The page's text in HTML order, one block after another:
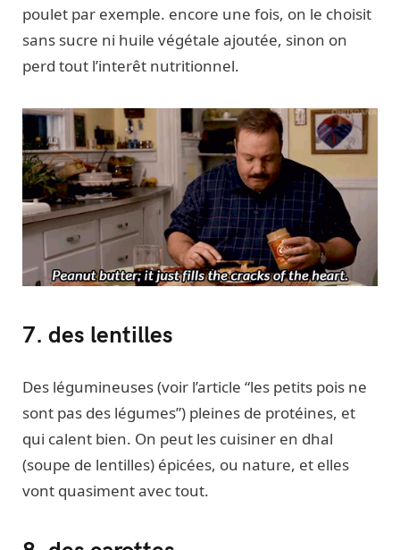
poulet par exemple. encore une fois, on le choisit
sans sucre ni huile végétale ajoutée, sinon on
perd tout l’interêt nutritionnel.
7. des lentilles
Des légumineuses (voir l’article “les petits pois ne
sont pas des légumes”) pleines de protéines, et
qui calent bien. On peut les cuisiner en dhal
(soupe de lentilles) épicées, ou nature, et elles
vont quasiment avec tout.